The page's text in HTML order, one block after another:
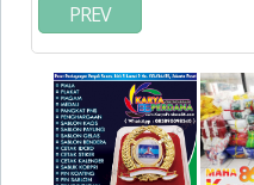
PREV